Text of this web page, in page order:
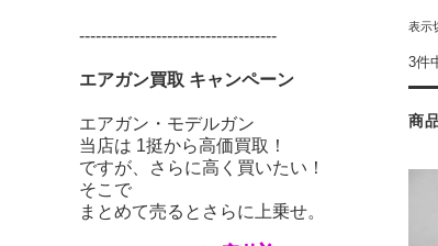
表示
3件
商
------------------------------------
エアガン買取 キャンペーン
エアガン・モデルガン
当店は 1挺から高価買取！
ですが、さらに高く買いたい！
そこで
まとめて売るとさらに上乗せ。